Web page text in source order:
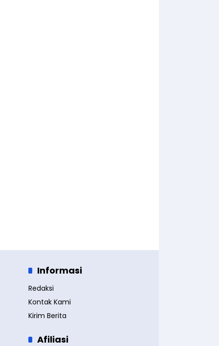
Informasi
Redaksi
Kontak Kami
Kirim Berita
Afiliasi